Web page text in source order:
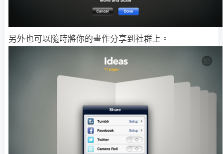
另外也可以隨時將你的畫作分享到社群上。